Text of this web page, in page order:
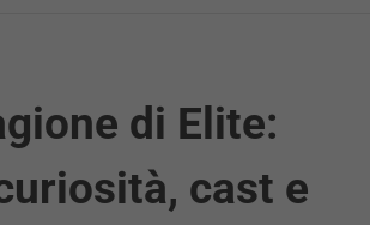
di Elite:
cast e